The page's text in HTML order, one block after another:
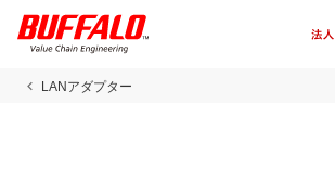
LANアダプター